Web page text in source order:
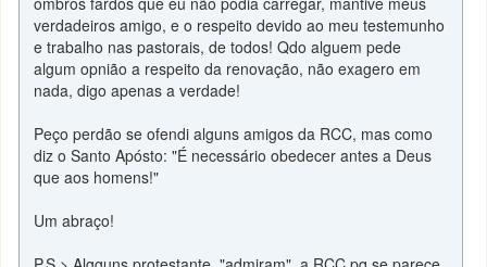
verdadeiros amigo, e o respeito devido ao meu testemunho
e trabalho nas pastorais, de todos! Qdo alguem pede
algum opnião a respeito da renovação, não exagero em
nada, digo apenas a verdade!
Peço perdão se ofendi alguns amigos da RCC, mas como
diz o Santo Apósto: "É necessário obedecer antes a Deus
que aos homens!"
Um abraço!